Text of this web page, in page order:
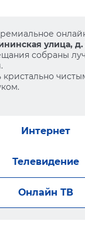
улица,
собраны
кристально
Интернет
Телевидение
Онлайн ТВ